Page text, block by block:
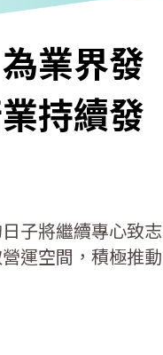
業界發
持續發
子將繼續專心致志
運空間，積極推動